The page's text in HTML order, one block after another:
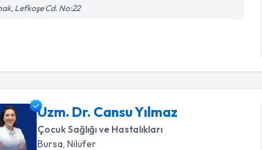
Lefkoşe Cd. No:22
Uzm. Dr. Cansu Yılmaz
Çocuk Sağlığı ve Hastalıkları
Bursa , Nilüfer